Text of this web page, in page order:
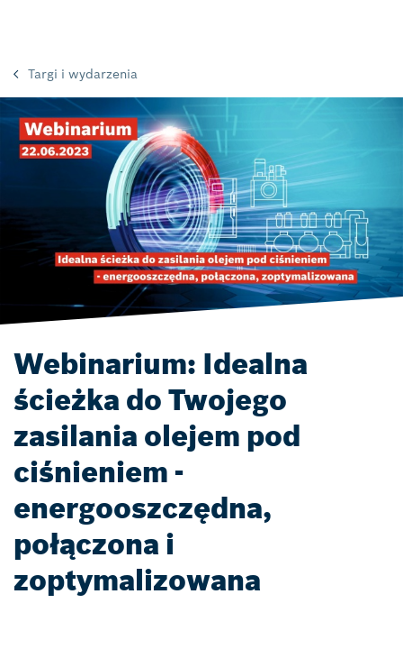
Targi i wydarzenia
Webinarium: Idealna
ścieżka do Twojego
zasilania olejem pod
ciśnieniem -
energooszczędna,
połączona i
zoptymalizowana